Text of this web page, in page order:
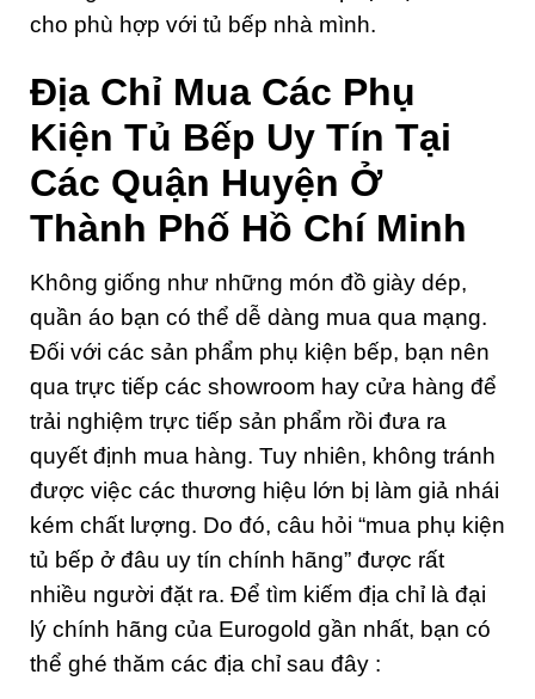
cho phù hợp với tủ bếp nhà mình.
Địa Chỉ Mua Các Phụ
Kiện Tủ Bếp Uy Tín Tại
Các Quận Huyện Ở
Thành Phố Hồ Chí Minh
Không giống như những món đồ giày dép,
quần áo bạn có thể dễ dàng mua qua mạng.
Đối với các sản phẩm phụ kiện bếp, bạn nên
qua trực tiếp các showroom hay cửa hàng để
trải nghiệm trực tiếp sản phẩm rồi đưa ra
quyết định mua hàng. Tuy nhiên, không tránh
được việc các thương hiệu lớn bị làm giả nhái
kém chất lượng. Do đó, câu hỏi “mua phụ kiện
tủ bếp ở đâu uy tín chính hãng” được rất
nhiều người đặt ra. Để tìm kiếm địa chỉ là đại
lý chính hãng của Eurogold gần nhất, bạn có
thể ghé thăm các địa chỉ sau đây :